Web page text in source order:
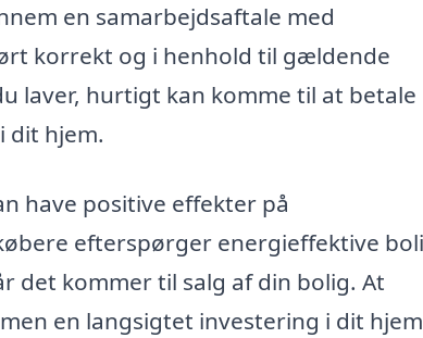
en samarbejdsaftale med
korrekt og i henhold til gældende
laver, hurtigt kan komme til at betale
dit hjem.
have positive effekter på
efterspørger energieffektive
det kommer til salg af din bolig. At
en langsigtet investering i dit